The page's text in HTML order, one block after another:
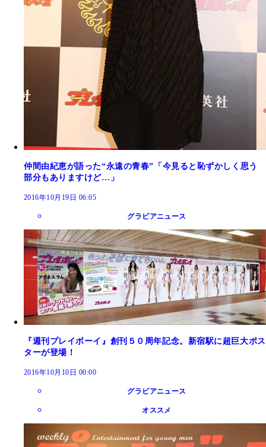
仲間由紀恵が語った“永遠の青春”「今見ると恥ずかしく思う
部分もありますけど…」
2016年10月19日 06:05
グラビアニュース
『週刊プレイボーイ』創刊５０周年記念。新宿駅に超巨大ポス
ターが登場！
2016年10月10日 00:00
グラビアニュース
オススメ